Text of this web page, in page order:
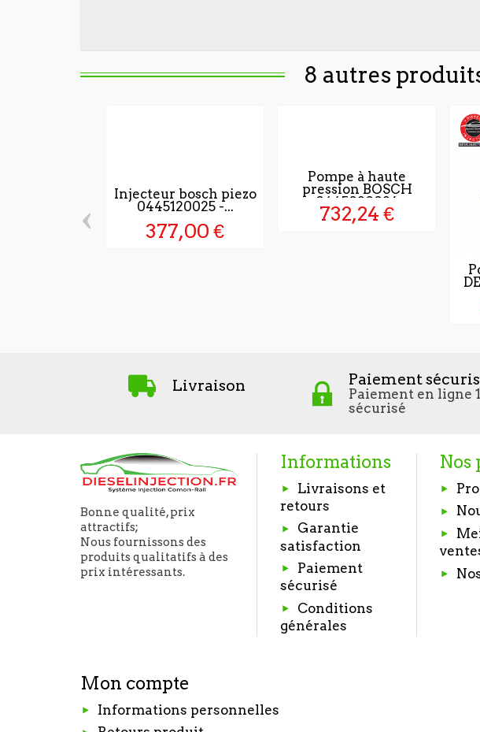
8 autres
Injecteur bosch piezo
0445120025 -...
377,00 €
Pompe à haute
pression BOSCH
0445020026
732,24 €
‹
Livraison Paiement
Paiement en ligne
sécurisé
Bonne qualité, prix
attractifs;
Nous fournissons des
produits qualitatifs à des
prix intéressants.
Informations
Livraisons et
retours
Garantie
satisfaction
Paiement
sécurisé
Conditions
générales
Nos
Mon compte
Informations personnelles